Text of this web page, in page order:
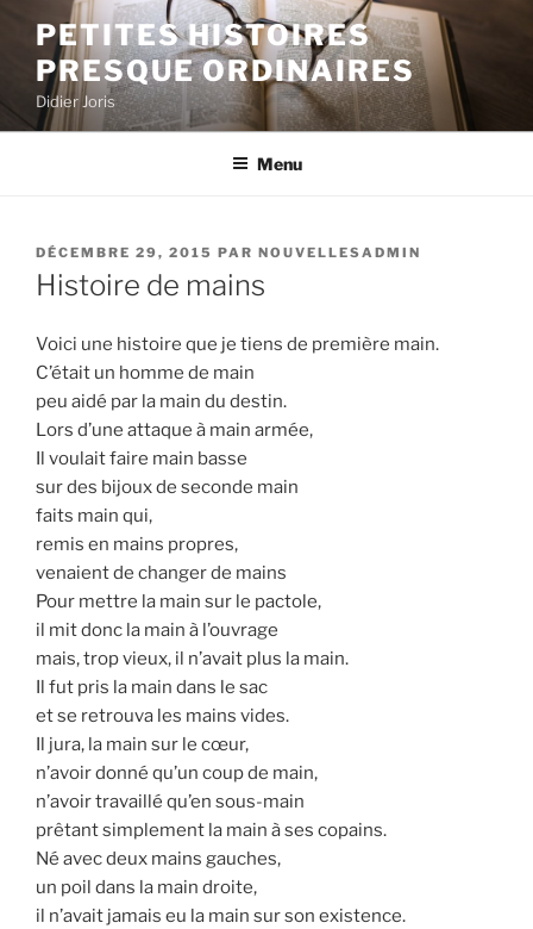
contenu
principal
PETITES HISTOIRES
PRESQUE ORDINAIRES
Didier Joris
Menu
PUBLIÉ
LE
DÉCEMBRE 29, 2015 PAR NOUVELLESADMIN
Histoire de mains
Voici une histoire que je tiens de première main.
C’était un homme de main
peu aidé par la main du destin.
Lors d’une attaque à main armée,
Il voulait faire main basse
sur des bijoux de seconde main
faits main qui,
remis en mains propres,
venaient de changer de mains
Pour mettre la main sur le pactole,
il mit donc la main à l’ouvrage
mais, trop vieux, il n’avait plus la main.
Il fut pris la main dans le sac
et se retrouva les mains vides.
Il jura, la main sur le cœur,
n’avoir donné qu’un coup de main,
n’avoir travaillé qu’en sous-main
prêtant simplement la main à ses copains.
Né avec deux mains gauches,
un poil dans la main droite,
il n’avait jamais eu la main sur son existence.